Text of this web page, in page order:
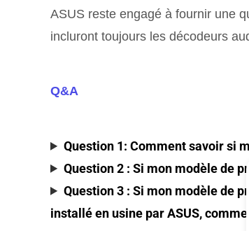
ASUS reste engagé à fournir une
incluront toujours les décodeurs
Q&A
Question 1: Comment savoir si
Question 2 : Si mon modèle de
Question 3 : Si mon modèle de
installé en usine par ASUS,